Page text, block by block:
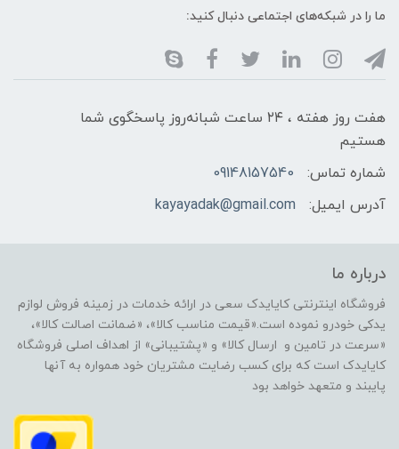
ما را در شبکه‌های اجتماعی دنبال کنید:
هفت روز هفته ، ۲۴ ساعت شبانه‌روز پاسخگوی شما
هستیم
شماره تماس:
09148157540
آدرس ایمیل:
kayayadak@gmail.com
درباره ما
فروشگاه اینترنتی کایایدک سعی در ارائه خدمات در زمینه فروش لوازم
یدکی خودرو نموده است.«قیمت مناسب کالا»، «ضمانت اصالت کالا»،
«سرعت در تامین و ارسال کالا» و «پشتیبانی» از اهداف اصلی فروشگاه
کایایدک است که برای کسب رضایت مشتریان خود همواره به آنها
پایبند و متعهد خواهد بود